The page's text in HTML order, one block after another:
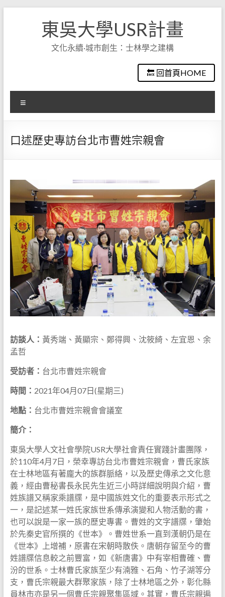
東吳大學USR計畫
文化永續·城市創生：士林學之建構
🔙 回首頁HOME
單
口述歷史專訪台北市曹姓宗親會
訪談人： 黃秀端、黃顯宗、鄭得興、沈筱綺、左宜恩、余
孟哲
受訪者： 台北市曹姓宗親會
時間： 2021年04月07日(星期三)
地點： 台北市曹姓宗親會會議室
簡介：
東吳大學人文社會學院USR大學社會責任實踐計畫團隊，
於110年4月7日，榮幸專訪台北市曹姓宗親會，曹氏家族
在士林地區有著龐大的族群脈絡，以及歷史傳承之文化意
義，經由曹秘書長永民先生近三小時詳細說明與介紹，曹
姓族譜又稱家乘譜牒，是中國族姓文化的重要表示形式之
一，是記述某一姓氏家族世系傳承演變和人物活動的書，
也可以說是一家一族的歷史專書。曹姓的文字譜牒，肇始
於先秦史官所撰的《世本》。曹姓世系一直到漢朝仍是在
《世本》上增補，原書在宋朝時散佚。唐朝存留至今的曹
姓譜牒信息較之前豐富，如《新唐書》中有宰相曹確、曹
汾的世系。士林曹氏家族至少有湳雅、石角、竹子湖等分
支，曹氏宗親最大群聚家族，除了士林地區之外，彰化縣
員林市亦是另一個曹氏宗親聚集區域。其實，曹氏宗親遍